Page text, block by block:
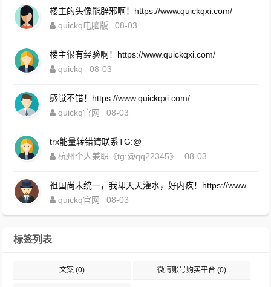
楼主的头像能辟邪啊！https://www.quickqxi.com/
quickq电脑版
08-03
楼主很有经验啊！https://www.quickqxi.com/
quickq
08-03
感觉不错！https://www.quickqxi.com/
quickq官网
08-03
trx能量转错请联系TG:@
杭州个人兼职《tg:@qq22345》
08-03
quickq官网
08-03
标签列表
文案 (0) 微博账号购买平台 (0)